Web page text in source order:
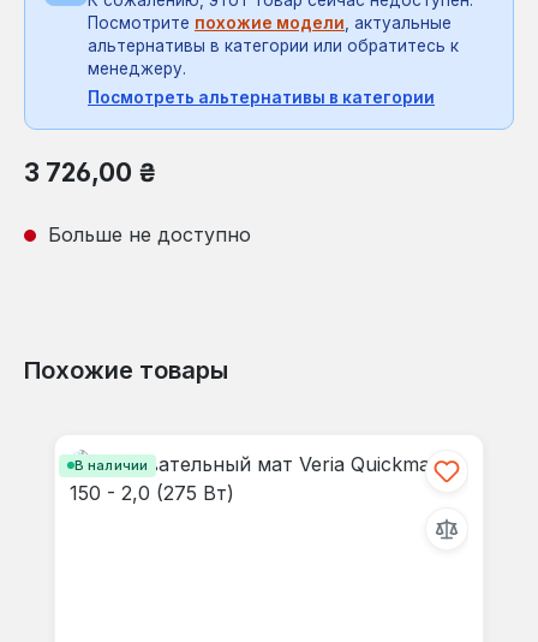
Посмотрите похожие модели , актуальные
альтернативы в категории или обратитесь к
менеджеру.
Посмотреть альтернативы в категории
Обычная цена:
3 726,00 ₴
Больше не доступно
Похожие товары
В наличии